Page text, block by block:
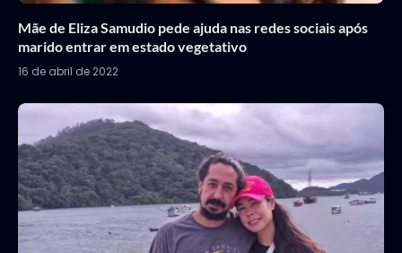
Mãe de Eliza Samudio pede ajuda nas redes sociais após
marido entrar em estado vegetativo
16 de abril de 2022